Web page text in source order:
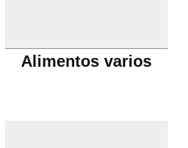
Alimentos varios